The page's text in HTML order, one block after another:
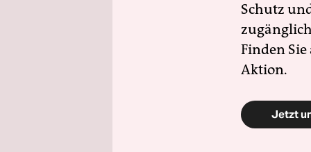
Schutz
Finden
Aktion.
Jetzt